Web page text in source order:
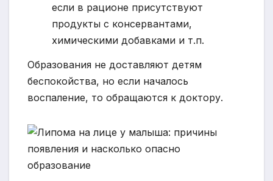
если в рационе присутствуют
продукты с консервантами,
химическими добавками и т.п.
Образования не доставляют детям
беспокойства, но если началось
воспаление, то обращаются к доктору.